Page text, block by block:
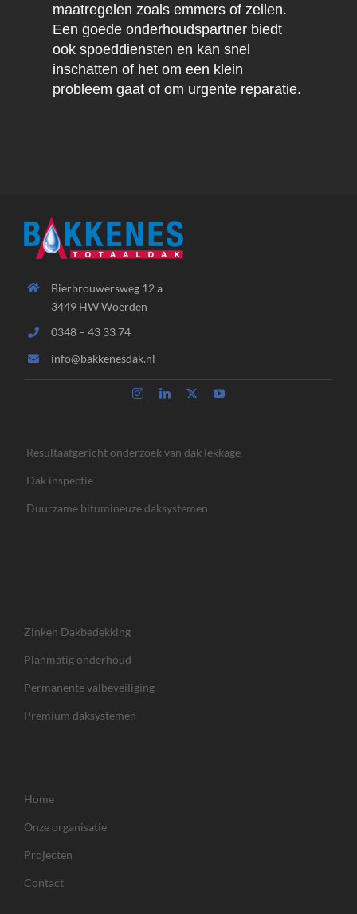
maatregelen zoals emmers of zeilen.
Een goede onderhoudspartner biedt
ook spoeddiensten en kan snel
inschatten of het om een klein
probleem gaat of om urgente reparatie.
Bierbrouwersweg 12 a
3449 HW Woerden
0348 – 43 33 74
info@bakkenesdak.nl
Resultaatgericht onderzoek van dak lekkage
Dak inspectie
Duurzame bitumineuze daksystemen
Zinken Dakbedekking
Planmatig onderhoud
Permanente valbeveiliging
Premium daksystemen
Home
Onze organisatie
Projecten
Contact